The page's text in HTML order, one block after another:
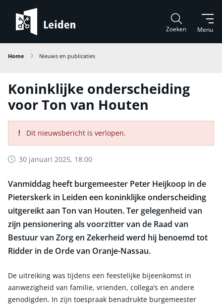
Menu
Zoeken
Home Nieuws en publicaties
Koninklijke onderscheiding
voor Ton van Houten
Dit nieuwsbericht is verlopen.
30 januari 2025, 18:00
Vanmiddag heeft burgemeester Peter Heijkoop in de
Pieterskerk in Leiden een koninklijke onderscheiding
uitgereikt aan Ton van Houten. Ter gelegenheid van
zijn pensionering als voorzitter van de Raad van
Bestuur van Zorg en Zekerheid werd hij benoemd tot
Ridder in de Orde van Oranje-Nassau.
De uitreiking was tijdens een feestelijke bijeenkomst in
aanwezigheid van familie, vrienden, collega’s en andere
genodigden. In zijn toespraak benadrukte burgemeester